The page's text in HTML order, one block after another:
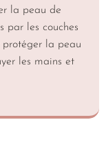
la peau de
par les couches
protéger la peau
les mains et